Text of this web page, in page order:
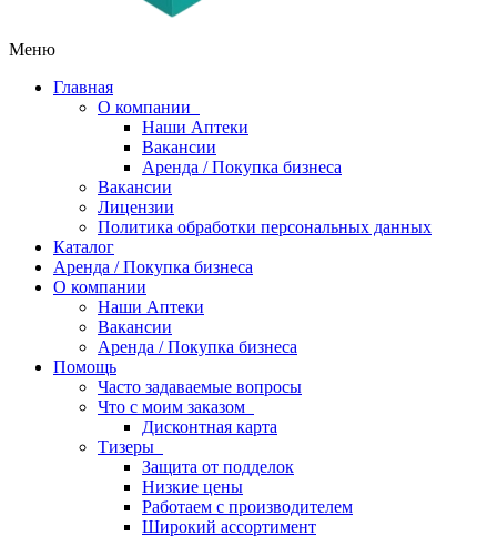
Меню
Главная
О компании
Наши Аптеки
Вакансии
Аренда / Покупка бизнеса
Вакансии
Лицензии
Политика обработки персональных данных
Каталог
Аренда / Покупка бизнеса
О компании
Наши Аптеки
Вакансии
Аренда / Покупка бизнеса
Помощь
Часто задаваемые вопросы
Что с моим заказом
Дисконтная карта
Тизеры
Защита от подделок
Низкие цены
Работаем с производителем
Широкий ассортимент